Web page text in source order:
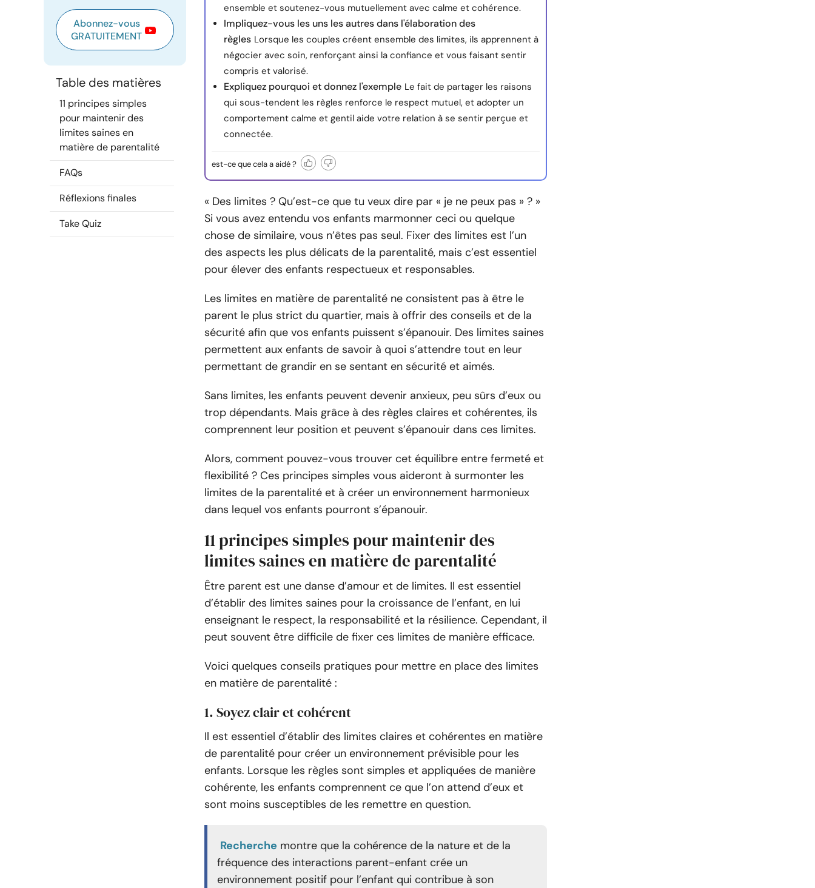
Abonnez-vous
GRATUITEMENT
Table des matières
11 principes simples
pour maintenir des
limites saines en
matière de parentalité
FAQs
Réflexions finales
Take Quiz
ensemble et soutenez-vous mutuellement avec calme et cohérence.
Impliquez-vous les uns les autres dans l'élaboration des
règles Lorsque les couples créent ensemble des limites, ils apprennent à
négocier avec soin, renforçant ainsi la confiance et vous faisant sentir
compris et valorisé.
Expliquez pourquoi et donnez l'exemple Le fait de partager les raisons
qui sous-tendent les règles renforce le respect mutuel, et adopter un
comportement calme et gentil aide votre relation à se sentir perçue et
connectée.
est-ce que cela a aidé ?
« Des limites ? Qu’est-ce que tu veux dire par « je ne peux pas » ? »
Si vous avez entendu vos enfants marmonner ceci ou quelque
chose de similaire, vous n’êtes pas seul. Fixer des limites est l’un
des aspects les plus délicats de la parentalité, mais c’est essentiel
pour élever des enfants respectueux et responsables.
Les limites en matière de parentalité ne consistent pas à être le
parent le plus strict du quartier, mais à offrir des conseils et de la
sécurité afin que vos enfants puissent s’épanouir. Des limites saines
permettent aux enfants de savoir à quoi s’attendre tout en leur
permettant de grandir en se sentant en sécurité et aimés.
Sans limites, les enfants peuvent devenir anxieux, peu sûrs d’eux ou
trop dépendants. Mais grâce à des règles claires et cohérentes, ils
comprennent leur position et peuvent s’épanouir dans ces limites.
Alors, comment pouvez-vous trouver cet équilibre entre fermeté et
flexibilité ? Ces principes simples vous aideront à surmonter les
limites de la parentalité et à créer un environnement harmonieux
dans lequel vos enfants pourront s’épanouir.
11 principes simples pour maintenir des
limites saines en matière de parentalité
Être parent est une danse d’amour et de limites. Il est essentiel
d’établir des limites saines pour la croissance de l’enfant, en lui
enseignant le respect, la responsabilité et la résilience. Cependant, il
peut souvent être difficile de fixer ces limites de manière efficace.
Voici quelques conseils pratiques pour mettre en place des limites
en matière de parentalité :
1. Soyez clair et cohérent
Il est essentiel d’établir des limites claires et cohérentes en matière
de parentalité pour créer un environnement prévisible pour les
enfants. Lorsque les règles sont simples et appliquées de manière
cohérente, les enfants comprennent ce que l’on attend d’eux et
sont moins susceptibles de les remettre en question.
Recherche montre que la cohérence de la nature et de la
fréquence des interactions parent-enfant crée un
environnement positif pour l’enfant qui contribue à son